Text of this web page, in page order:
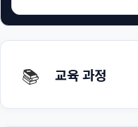
📚 교육 과정